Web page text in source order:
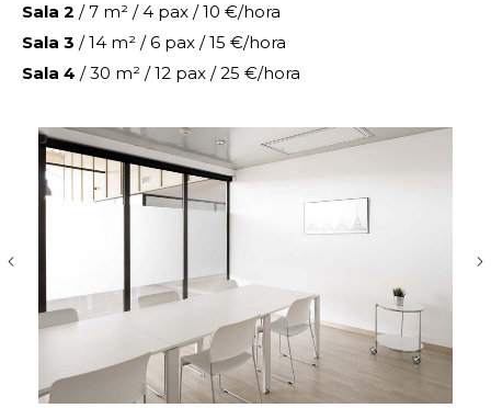
Sala 2 / 7 m² / 4 pax / 10 €/hora
Sala 3 / 14 m² / 6 pax / 15 €/hora
Sala 4 / 30 m² / 12 pax / 25 €/hora